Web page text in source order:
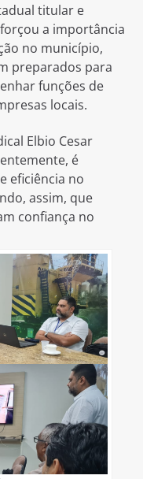
titular e
a importância
no município,
preparados para
funções de
locais.
Elbio Cesar
é
eficiência no
assim, que
confiança no